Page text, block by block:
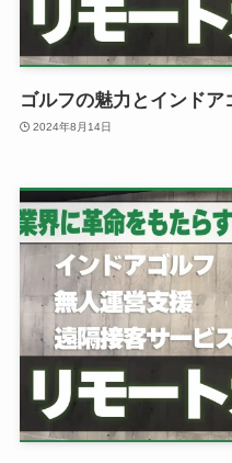
ゴルフの魅力とインド
2024年8月14日